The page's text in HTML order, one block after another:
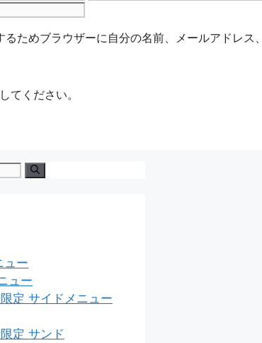
ためブラウザーに自分の名前、メールアドレス
てください。
ュー
ュー
定 サイドメニュー
定 サンド